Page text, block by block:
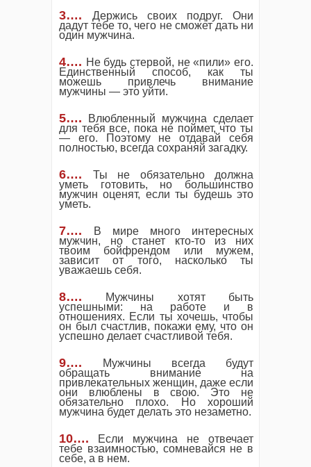
3….
Держись своих подруг. Они
дадут тебе то, чего не сможет дать ни
один мужчина.
4…. Не будь стервой, не «пили» его.
Единственный способ, как ты
можешь привлечь внимание
мужчины — это уйти.
5…. Влюбленный мужчина сделает
для тебя все, пока не поймет, что ты
— его. Поэтому не отдавай себя
полностью, всегда сохраняй загадку.
6….
Ты не обязательно должна
уметь готовить, но большинство
мужчин оценят, если ты будешь это
уметь.
7….
В мире много интересных
мужчин, но станет кто-то из них
твоим бойфрендом или мужем,
зависит от того, насколько ты
уважаешь себя.
8….
Мужчины хотят быть
успешными: на работе и в
отношениях. Если ты хочешь, чтобы
он был счастлив, покажи ему, что он
успешно делает счастливой тебя.
9….
Мужчины всегда будут
обращать внимание на
привлекательных женщин, даже если
они влюблены в свою. Это не
обязательно плохо. Но хороший
мужчина будет делать это незаметно.
10…. Если мужчина не отвечает
тебе взаимностью, сомневайся не в
себе, а в нем.